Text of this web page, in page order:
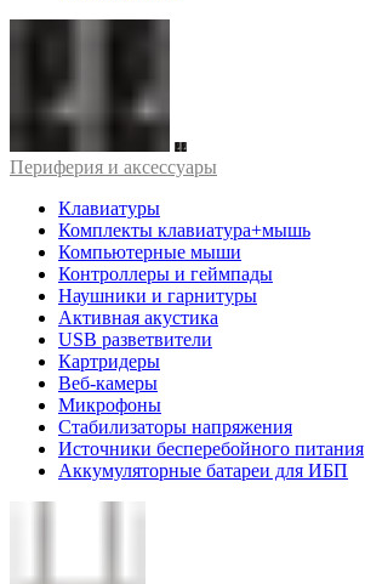
Периферия и аксессуары
Клавиатуры
Комплекты клавиатура+мышь
Компьютерные мыши
Контроллеры и геймпады
Наушники и гарнитуры
Активная акустика
USB разветвители
Картридеры
Веб-камеры
Микрофоны
Стабилизаторы напряжения
Источники бесперебойного питания
Аккумуляторные батареи для ИБП